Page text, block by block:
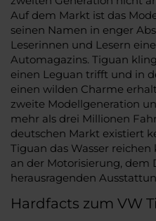
Auf dem Markt ist das
seinen Namen in enger
Leserinnen und Lesern
Automagazins. Tiguan
einen Leguan trifft und in
einen wilden Charme
zweite Modellgeneration
mehr als drei Millionen
deutschen Markt existiert
Tiguan das Wasser
an der Motorisierung, dem
herausragenden
Hardfacts zum VW